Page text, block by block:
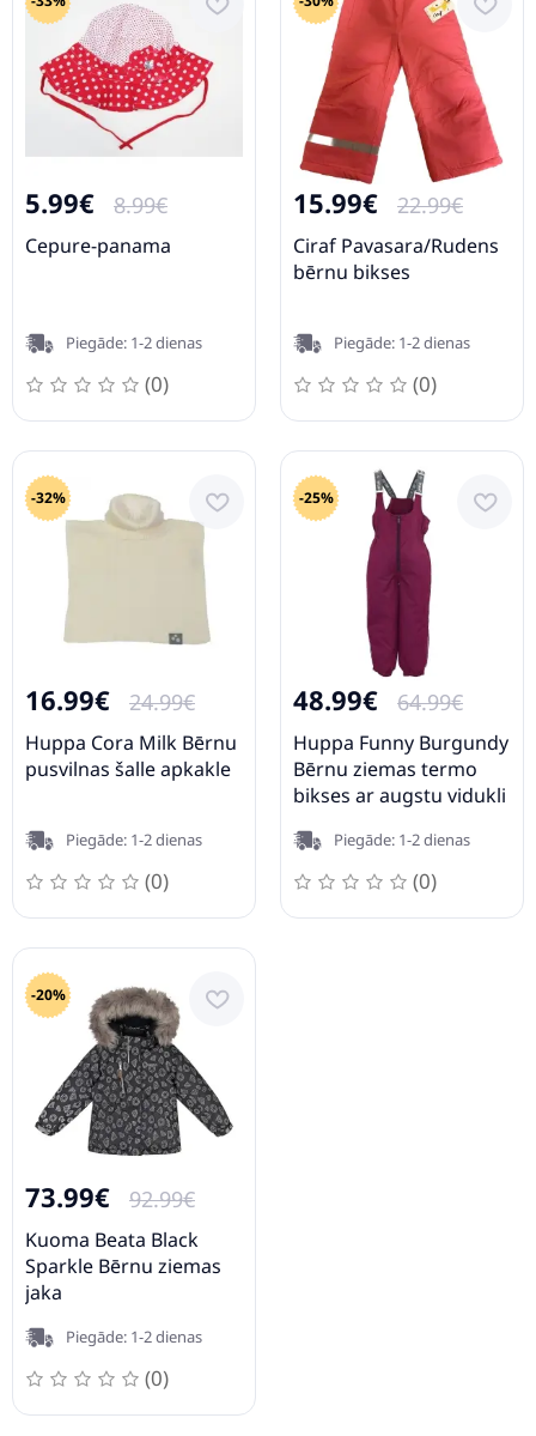
5.99€ 8.99€
Cepure-panama
Piegāde: 1-2 dienas
(0)
15.99€ 22.99€
Ciraf Pavasara/Rudens
bērnu bikses
Piegāde: 1-2 dienas
(0)
-32%
16.99€ 24.99€
Huppa Cora Milk Bērnu
pusvilnas šalle apkakle
Piegāde: 1-2 dienas
(0)
-25%
48.99€ 64.99€
Huppa Funny Burgundy
Bērnu ziemas termo
bikses ar augstu vidukli
Piegāde: 1-2 dienas
(0)
-20%
73.99€ 92.99€
Kuoma Beata Black
Sparkle Bērnu ziemas
jaka
Piegāde: 1-2 dienas
(0)